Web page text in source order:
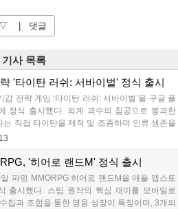
| 댓글
기사 목록
'타이탄 러쉬: 서바이벌' 정식 출시
갑 전략 게임 ‘타이탄 러쉬: 서바이벌’을 구글 플
정식 출시했다. 외계 괴수의 침공으로 붕괴한
는 직접 타이탄을 제작 및 조종하며 인류 생존을
관 모집, 피난처 운영, 연맹 협동 콘텐츠가 특징
세 내용은 공식 커뮤니티에서 확인 가능하다....
'히어로 랜드M' 정식 출시
파밍 MMORPG 히어로 랜드M을 애플 앱스토
출시했다. 스팀 원작의 핵심 재미를 모바일로
집과 조합을 통한 영웅 성장이 특징이며, 3개의